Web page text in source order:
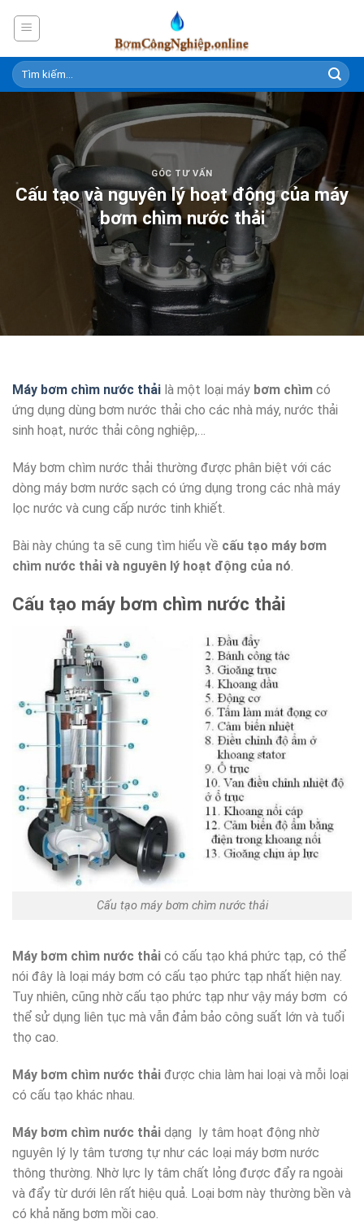
GÓC TƯ VẤN
Cấu tạo và nguyên lý hoạt động của máy
bơm chìm nước thải
Máy bơm chìm nước thải là một loại máy bơm chìm có
ứng dụng dùng bơm nước thải cho các nhà máy, nước thải
sinh hoạt, nước thải công nghiệp,…
Máy bơm chìm nước thải thường được phân biệt với các
dòng máy bơm nước sạch có ứng dụng trong các nhà máy
lọc nước và cung cấp nước tinh khiết.
Bài này chúng ta sẽ cung tìm hiểu về cấu tạo máy bơm
chìm nước thải và nguyên lý hoạt động của nó
Cấu tạo máy bơm chìm nước thải
Cấu tạo máy bơm chìm nước thải
Máy bơm chìm nước thải có cấu tạo khá phức tạp, có thể
nói đây là loại máy bơm có cấu tạo phức tạp nhất hiện nay.
Tuy nhiên, cũng nhờ cấu tạo phức tạp như vậy máy bơm có
thể sử dụng liên tục mà vẫn đảm bảo công suất lớn và tuổi
thọ cao.
Máy bơm chìm nước thải được chia làm hai loại và mỗi loại
có cấu tạo khác nhau.
Máy bơm chìm nước thải dạng ly tâm hoạt động nhờ
nguyên lý ly tâm tương tự như các loại máy bơm nước
thông thường. Nhờ lực ly tâm chất lỏng được đẩy ra ngoài
và đẩy từ dưới lên rất hiệu quả. Loại bơm này thường bền và
có khả năng bơm mồi cao.